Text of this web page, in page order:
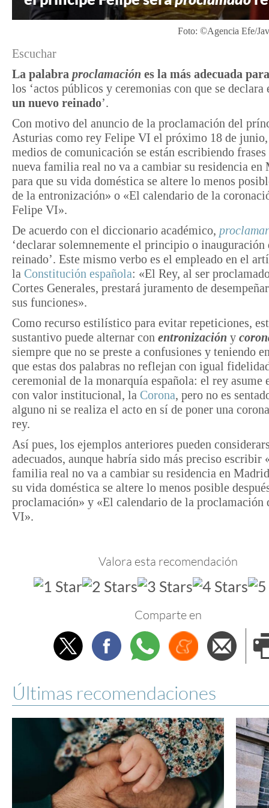
Foto: ©Agencia Efe/
Escuchar
La palabra proclamación es la más adecuada para
los ‘actos públicos y ceremonias con que se declara
un nuevo reinado’.
Con motivo del anuncio de la proclamación del
Asturias como rey Felipe VI el próximo 18 de
medios de comunicación se están escribiendo
nueva familia real no va a cambiar su residencia en
para que su vida doméstica se altere lo menos
de la entronización» o «El calendario de la
Felipe VI».
De acuerdo con el diccionario académico, proclamar
‘declarar solemnemente el principio o inauguración
reinado’. Este mismo verbo es el empleado en el
la Constitución española: «El Rey, al ser
Cortes Generales, prestará juramento de
sus funciones».
Como recurso estilístico para evitar repeticiones,
sustantivo puede alternar con entronización y
siempre que no se preste a confusiones y teniendo
que estas dos palabras no reflejan con igual
ceremonial de la monarquía española: el rey asume
con valor institucional, la Corona, pero no es
alguno ni se realiza el acto en sí de poner una
rey.
Así pues, los ejemplos anteriores pueden
adecuados, aunque habría sido más preciso escribir
familia real no va a cambiar su residencia en
su vida doméstica se altere lo menos posible
proclamación» y «El calendario de la proclamación
VI».
Valora esta recomendación
Comparte en
TwitterFacebookWhatsappMenéame
Últimas recomendaciones